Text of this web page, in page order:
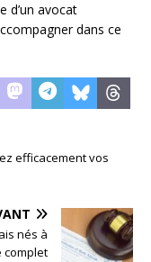
d’un avocat
dans ce
efficacement vos
nés à
complet